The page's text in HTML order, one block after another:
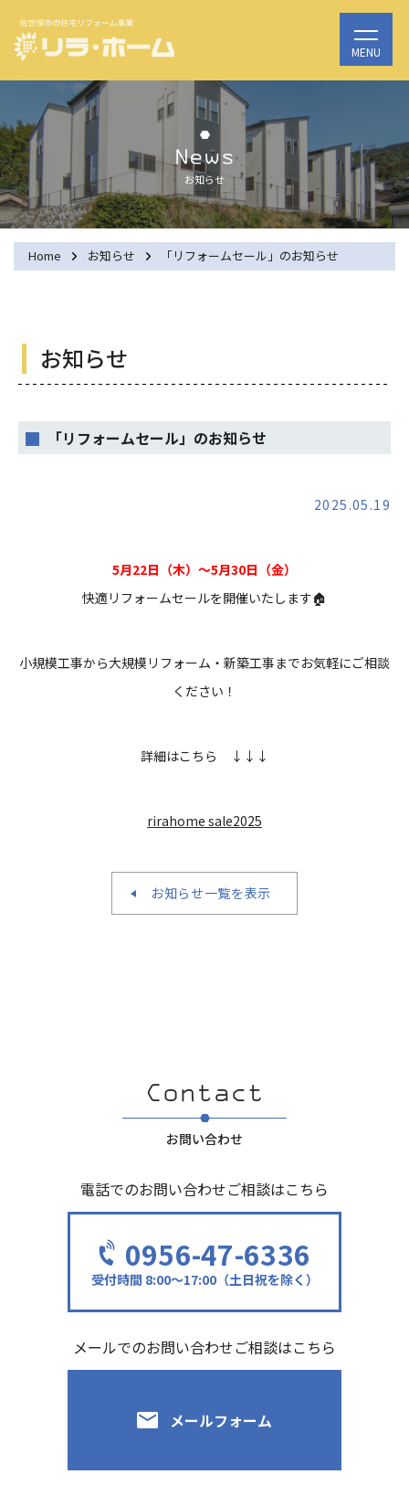
お知らせ
Home お知らせ 「リフォームセール」のお知らせ
お知らせ
「リフォームセール」のお知らせ
2025.05.19
5月22日（木）～5月30日（金）
快適リフォームセールを開催いたします🏠
小規模工事から大規模リフォーム・新築工事までお気軽にご相談
ください！
詳細はこちら ↓↓↓
rirahome sale2025
お知らせ一覧を表示
お問い合わせ
電話でのお問い合わせご相談はこちら
0956-47-6336
受付時間 8:00～17:00（土日祝を除く）
メールでのお問い合わせご相談はこちら
メールフォーム